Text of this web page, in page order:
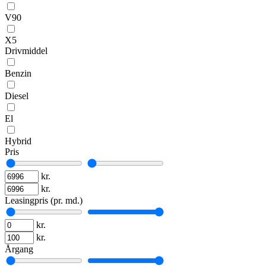
V90
X5
Drivmiddel
Benzin
Diesel
El
Hybrid
Pris
kr.
kr.
Leasingpris (pr. md.)
kr.
kr.
Årgang